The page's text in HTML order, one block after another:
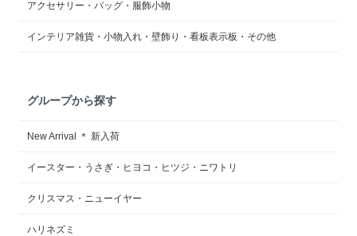
アクセサリー・バッグ・服飾小物
インテリア雑貨・小物入れ・壁飾り・看板表示板・その他
グループから探す
New Arrival ＊ 新入荷
イースター・うさぎ・ヒヨコ・ヒツジ・ニワトリ
クリスマス・ニューイヤー
ハリネズミ